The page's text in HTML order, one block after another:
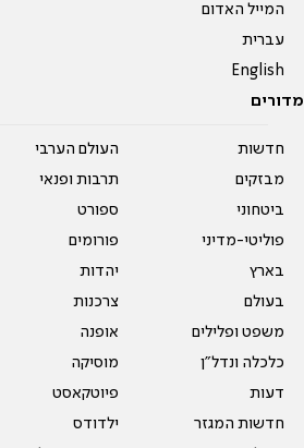
המייל האדום
עברית
English
מדורים
חדשות
מבזקים
ביטחוני
פוליטי-מדיני
בארץ
בעולם
משפט ופלילים
כלכלה ונדל"ן
דעות
חדשות המגזר
העולם הערבי
תרבות ופנאי
ספורט
פורומים
יהדות
צרכנות
אופנה
מוסיקה
פיוטקאסט
ילדודס